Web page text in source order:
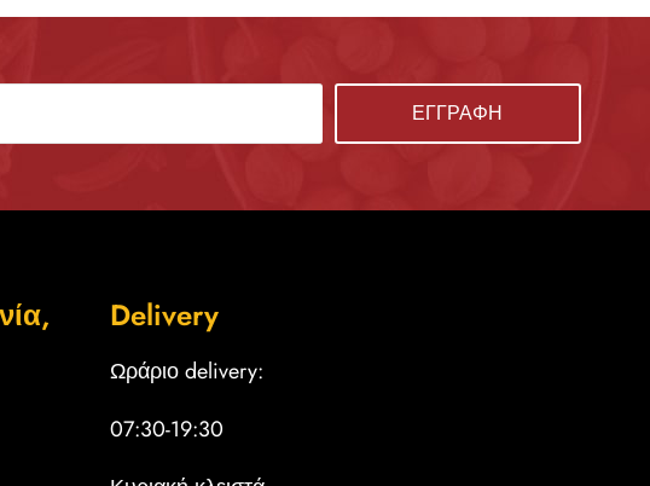
Delivery
Ωράριο delivery:
07:30-19:30